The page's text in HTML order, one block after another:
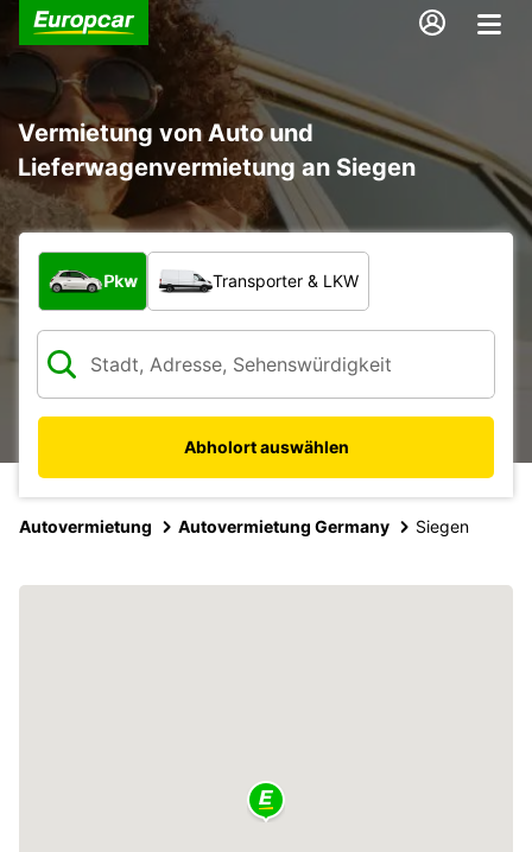
Vermietung von Auto und
Lieferwagenvermietung an Siegen
Welche Art von Fahrzeug?
Pkw Transporter & LKW
Abholort auswählen
Autovermietung Autovermietung Germany Siegen